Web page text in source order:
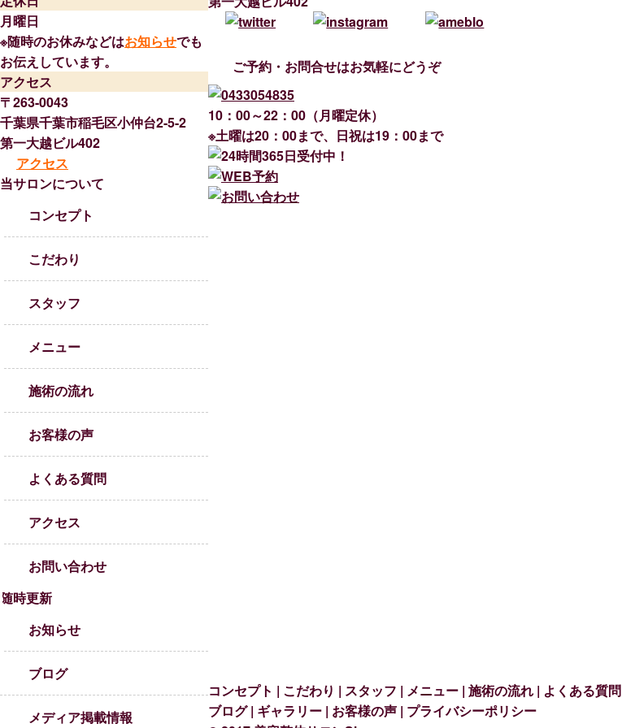
月曜日
※随時のお休みなどはお知らせでも
お伝えしています。
アクセス
〒263-0043
千葉県千葉市稲毛区小仲台2-5-2
第一大越ビル402
アクセス
当サロンについて
コンセプト
こだわり
スタッフ
メニュー
施術の流れ
お客様の声
よくある質問
アクセス
お問い合わせ
随時更新
お知らせ
ブログ
メディア掲載情報
ご予約・お問合せはお気軽にどうぞ
10：00～22：00（月曜定休）
※土曜は20：00まで、日祝は19：00まで
コンセプト こだわり スタッフ メニュー 施術の流れ よくある質問
ブログ ギャラリー お客様の声 プライバシーポリシー